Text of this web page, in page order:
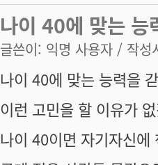
나이 40에 맞는 능
글쓴이: 익명 사용자 / 작성
나이 40에 맞는 능력을
이런 고민을 할 이유가
나이 40이면 자기자신